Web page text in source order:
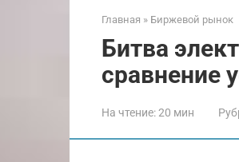
Главная » Биржевой рынок
Битва
сравнение
На чтение:20 мин